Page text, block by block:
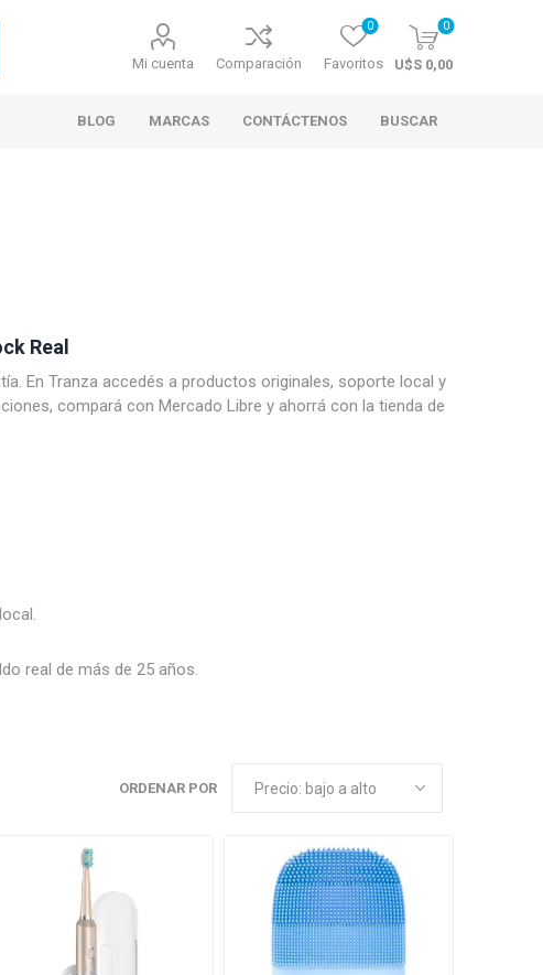
Mi cuenta Comparación Favoritos
0 0
U$S 0,00
BLOG MARCAS CONTÁCTENOS BUSCAR
Real
En Tranza accedés a productos originales, soporte local y
compará con Mercado Libre y ahorrá con la tienda de
real de más de 25 años.
ORDENAR POR